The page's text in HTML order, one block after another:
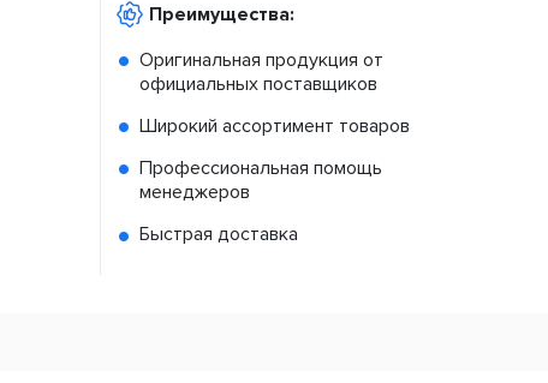
Преимущества:
Оригинальная продукция от
официальных поставщиков
Широкий ассортимент товаров
Профессиональная помощь
менеджеров
Быстрая доставка